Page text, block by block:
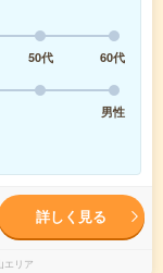
50代
60代
男性
詳しく見る
エリア